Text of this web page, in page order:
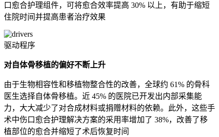
口愈合护理组件，可将愈合效率提高 30% 以上，有助于缩短
住院时间并提高患者治疗效果
驱动程序
对自体骨移植的偏好不断上升
由于生物相容性和移植物整合性的改善，全球约 61% 的骨科
医生选择自体骨移植。近 45% 的医院已开发出内部采集能
力，大大减少了对合成材料或捐赠材料的依赖。此外，这些手
术中伤口愈合护理解决方案的采用率增加了 38%，改善了移
植部位的愈合并缩短了术后恢复时间